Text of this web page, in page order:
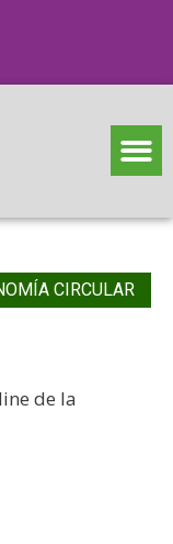
CIRCULAR
de la